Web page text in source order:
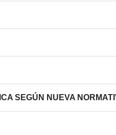
SEGÚN NUEVA